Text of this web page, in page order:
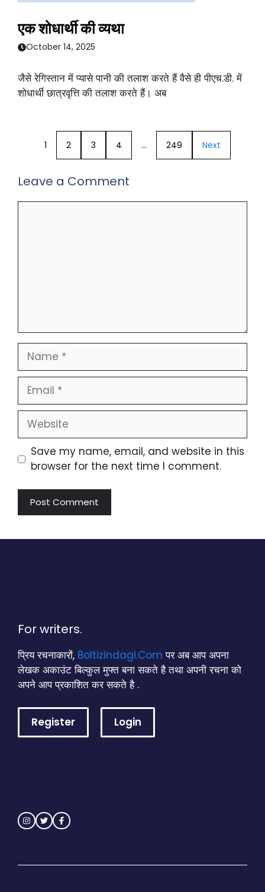
एक शोधार्थी की व्यथा
October 14, 2025
जैसे रेगिस्तान में प्यासे पानी की तलाश करते हैं वैसे ही पीएच.डी. में
शोधार्थी छात्रवृत्ति की तलाश करते हैं। अब
1 2 3 4 … 249 Next
Leave a Comment
Name
Email
Website
Save my name, email, and website in this
browser for the next time I comment.
For writers.
प्रिय रचनाकारों, Boltizindagi.Com पर अब आप अपना
लेखक अकाउंट बिल्कुल मुफ्त बना सकते है तथा अपनी रचना को
अपने आप प्रकाशित कर सकते है .
Register Login